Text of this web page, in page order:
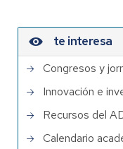
te interesa
Congresos y
Innovación e
Recursos del
Calendario